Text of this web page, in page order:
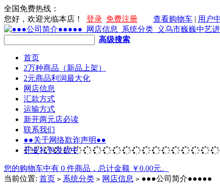
全国免费热线：
您好，欢迎光临本店！
登录 免费注册 查看购物车 | 用户
高级搜索
首页
2万种商品（新品上架）
2元商品利润最大化
网店信息
汇款方式
运输方式
新开两元店必读
联系我们
●●关于网络欺诈声明●●
开业礼包发放中
您的购物车中有 0 件商品，总计金额 ￥0.00元。
当前位置: 首页 > 系统分类 > 网店信息 > ●●●公司简介●●●●●